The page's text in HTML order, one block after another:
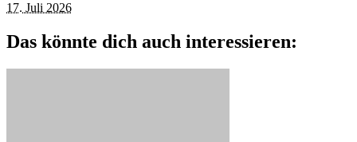
17. Juli 2026
Das könnte dich auch interessieren: